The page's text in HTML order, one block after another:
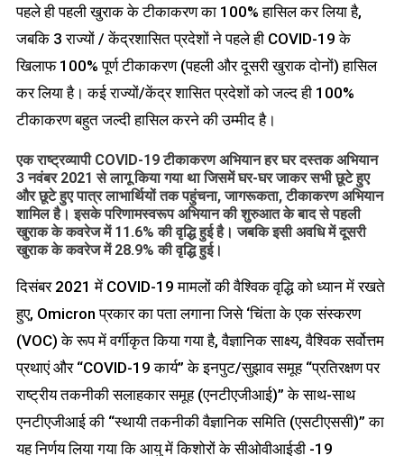
पहले ही पहली खुराक के टीकाकरण का 100% हासिल कर लिया है,
जबकि 3 राज्यों / केंद्रशासित प्रदेशों ने पहले ही COVID-19 के
खिलाफ 100% पूर्ण टीकाकरण (पहली और दूसरी खुराक दोनों) हासिल
कर लिया है। कई राज्यों/केंद्र शासित प्रदेशों को जल्द ही 100%
टीकाकरण बहुत जल्दी हासिल करने की उम्मीद है।
एक राष्ट्रव्यापी COVID-19 टीकाकरण अभियान हर घर दस्तक अभियान
3 नवंबर 2021 से लागू किया गया था जिसमें घर-घर जाकर सभी छूटे हुए
और छूटे हुए पात्र लाभार्थियों तक पहुंचना, जागरूकता, टीकाकरण अभियान
शामिल है। इसके परिणामस्वरूप अभियान की शुरुआत के बाद से पहली
खुराक के कवरेज में 11.6% की वृद्धि हुई है। जबकि इसी अवधि में दूसरी
खुराक के कवरेज में 28.9% की वृद्धि हुई।
दिसंबर 2021 में COVID-19 मामलों की वैश्विक वृद्धि को ध्यान में रखते
हुए, Omicron प्रकार का पता लगाना जिसे ‘चिंता के एक संस्करण
(VOC) के रूप में वर्गीकृत किया गया है, वैज्ञानिक साक्ष्य, वैश्विक सर्वोत्तम
प्रथाएं और “COVID-19 कार्य” के इनपुट/सुझाव समूह “प्रतिरक्षण पर
राष्ट्रीय तकनीकी सलाहकार समूह (एनटीएजीआई)” के साथ-साथ
एनटीएजीआई की “स्थायी तकनीकी वैज्ञानिक समिति (एसटीएससी)” का
यह निर्णय लिया गया कि आयु में किशोरों के सीओवीआईडी ​​​​-19